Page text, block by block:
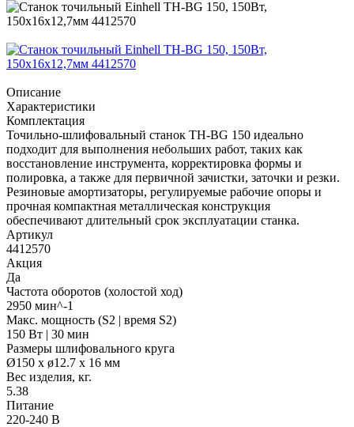
Описание
Характеристики
Комплектация
Точильно-шлифовальный станок TH-BG 150 идеально
подходит для выполнения небольших работ, таких как
восстановление инструмента, корректировка формы и
полировка, а также для первичной зачистки, заточки и резки.
Резиновые амортизаторы, регулируемые рабочие опоры и
прочная компактная металлическая конструкция
обеспечивают длительный срок эксплуатации станка.
Артикул
4412570
Акция
Да
Частота оборотов (холостой ход)
2950 мин^-1
Макс. мощность (S2 | время S2)
150 Вт | 30 мин
Размеры шлифовального круга
Ø150 x ø12.7 x 16 мм
Вес изделия, кг.
5.38
Питание
220-240 В